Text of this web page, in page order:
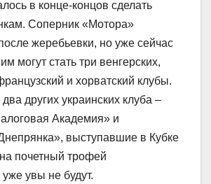
в конце-концов сделать
Соперник «Мотора»
жеребьевки, но уже сейчас
могут стать три венгерских,
и хорватский клубы.
других украинских клуба –
Академия» и
выступавшие в Кубке
почетный трофей
увы не будут.